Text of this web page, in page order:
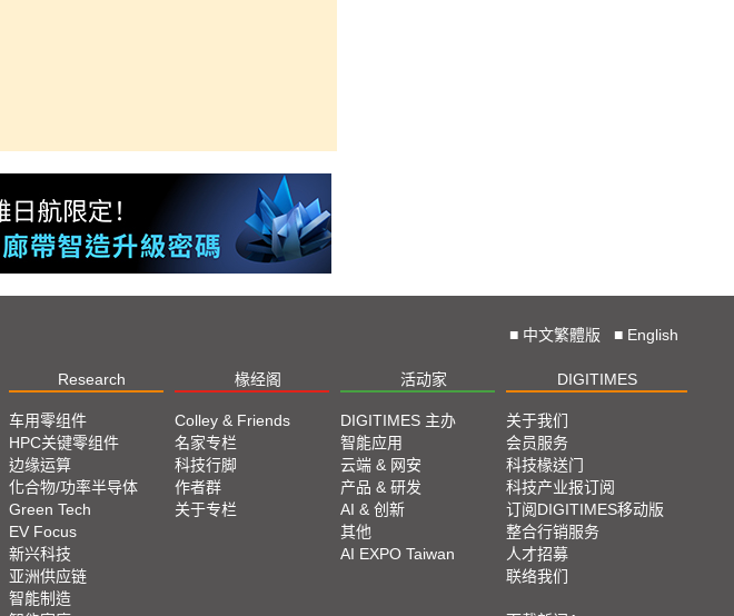
■ 中文繁體版 ■ English
Research 椽经阁 活动家 DIGITIMES
车用零组件
HPC关键零组件
边缘运算
化合物/功率半导体
Green Tech
EV Focus
新兴科技
亚洲供应链
智能制造
Colley & Friends
名家专栏
科技行脚
作者群
关于专栏
DIGITIMES 主办
智能应用
云端 & 网安
产品 & 研发
AI & 创新
其他
AI EXPO Taiwan
关于我们
会员服务
科技椽送门
科技产业报订阅
订阅DIGITIMES移动版
整合行销服务
人才招募
联络我们